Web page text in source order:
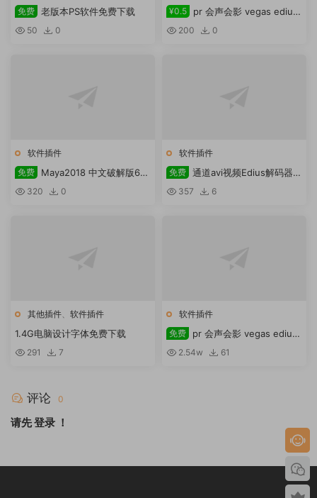
免费 老版本PS软件免费下载
50 0
¥0.5
pr 会声会影 vegas edius
通用三维插件boris red 5.5.3
200 0
软件插件
免费
Maya2018 中文破解版64
位含注册机 maya2018软件安装
320 0
软件插件
免费 通道avi视频Edius解码器下
载 357 6
其他插件、 软件插件
1.4G电脑设计字体免费下载
291 7
软件插件
免费
pr 会声会影 vegas edius
通用三维插件boris red 5.5.2下
2.54w 61
评论 0
请先登录 ！